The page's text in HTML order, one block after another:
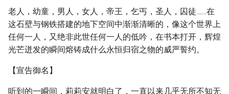
老人，幼童，男人，女人，帝王，乞丐，圣人，囚徒……在
这石壁与钢铁搭建的地下空间中渐渐清晰的，像这个世界上
任何一人，又绝非此世任何一人的低吟，在书本打开，辉煌
光芒迸发的瞬间熔铸成什么永恒归宿之物的威严誓约。
【宣告御名】
听到的一瞬间，莉莉安就明白了，一直以来几乎无所不知无